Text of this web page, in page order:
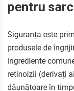
pentru
Siguranța este
produsele de
ingrediente
retinoizii (derivați
dăunătoare în